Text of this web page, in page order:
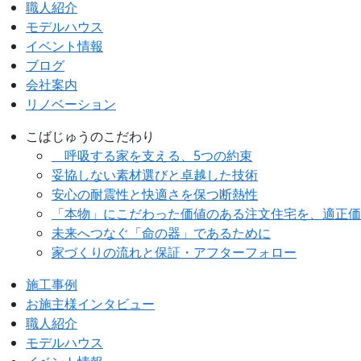
職人紹介
モデルハウス
イベント情報
ブログ
会社案内
リノベーション
こばじゅうのこだわり
呼吸する家を支える、5つの約束
妥協しない素材選びと卓越した技術
安心の耐震性と快適さを保つ断熱性
「本物」にこだわった価値のある注文住宅を、適正
未来へつなぐ「命の器」であるために
家づくりの流れと保証・アフターフォロー
施工事例
お施主様インタビュー
職人紹介
モデルハウス